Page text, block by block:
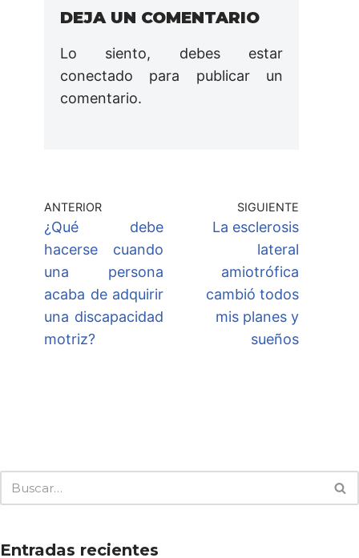
DEJA UN COMENTARIO
Lo siento, debes estar
conectado para publicar un
comentario.
ANTERIOR
¿Qué debe
hacerse cuando
una persona
acaba de adquirir
una discapacidad
motriz?
SIGUIENTE
La esclerosis
lateral
amiotrófica
cambió todos
mis planes y
sueños
Entradas recientes